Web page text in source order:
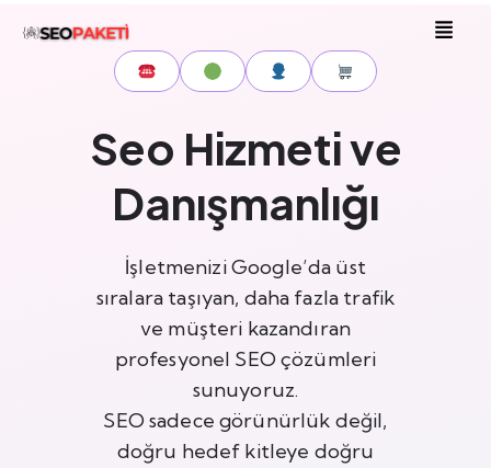
Seo Hizmeti ve
Danışmanlığı
İşletmenizi Google’da üst
sıralara taşıyan, daha fazla trafik
ve müşteri kazandıran
profesyonel SEO çözümleri
sunuyoruz.
SEO sadece görünürlük değil,
doğru hedef kitleye doğru